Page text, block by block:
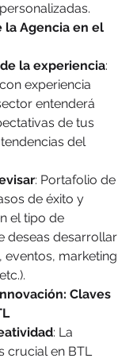
la Agencia en el
la experiencia:
experiencia
entenderá
de tus
del
: Portafolio de
de éxito y
el tipo de
deseas desarrollar
eventos, marketing
Claves
: La
crucial en BTL